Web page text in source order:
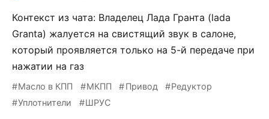
Контекст из чата: Владелец Лада Гранта (lada
Granta) жалуется на свистящий звук в салоне,
который проявляется только на 5-й передаче при
нажатии на газ
Масло в КПП МКПП Привод
Редуктор
Уплотнители
ШРУС